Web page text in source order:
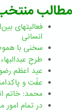
مطالب
فعالیتهای
انسانی
سخنی با
طرحِ
عید اعظم
عفّت و
محمد: خاتم
در تمام